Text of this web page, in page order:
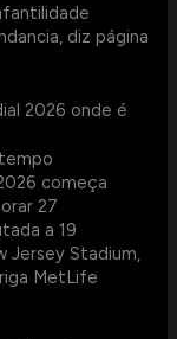
diz página
começa
27
a 19
Jersey Stadium,
MetLife